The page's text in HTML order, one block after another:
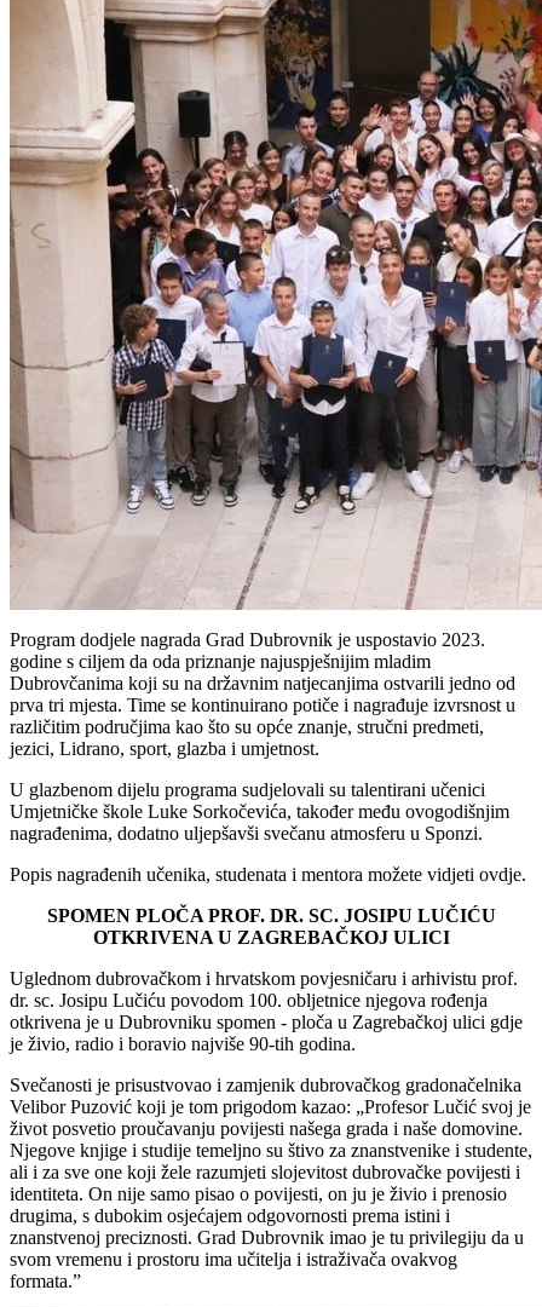
Program dodjele nagrada Grad Dubrovnik je uspostavio 2023.
godine s ciljem da oda priznanje najuspješnijim mladim
Dubrovčanima koji su na državnim natjecanjima ostvarili jedno od
prva tri mjesta. Time se kontinuirano potiče i nagrađuje izvrsnost u
različitim područjima kao što su opće znanje, stručni predmeti,
jezici, Lidrano, sport, glazba i umjetnost.
U glazbenom dijelu programa sudjelovali su talentirani učenici
Umjetničke škole Luke Sorkočevića, također među ovogodišnjim
nagrađenima, dodatno uljepšavši svečanu atmosferu u Sponzi.
Popis nagrađenih učenika, studenata i mentora možete vidjeti ovdje.
SPOMEN PLOČA PROF. DR. SC. JOSIPU LUČIĆU
OTKRIVENA U ZAGREBAČKOJ ULICI
Uglednom dubrovačkom i hrvatskom povjesničaru i arhivistu prof.
dr. sc. Josipu Lučiću povodom 100. obljetnice njegova rođenja
otkrivena je u Dubrovniku spomen - ploča u Zagrebačkoj ulici gdje
je živio, radio i boravio najviše 90-tih godina.
Svečanosti je prisustvovao i zamjenik dubrovačkog gradonačelnika
Velibor Puzović koji je tom prigodom kazao: „Profesor Lučić svoj je
život posvetio proučavanju povijesti našega grada i naše domovine.
Njegove knjige i studije temeljno su štivo za znanstvenike i studente,
ali i za sve one koji žele razumjeti slojevitost dubrovačke povijesti i
identiteta. On nije samo pisao o povijesti, on ju je živio i prenosio
drugima, s dubokim osjećajem odgovornosti prema istini i
znanstvenoj preciznosti. Grad Dubrovnik imao je tu privilegiju da u
svom vremenu i prostoru ima učitelja i istraživača ovakvog
formata.”